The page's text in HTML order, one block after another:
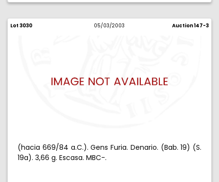
Lot 3030 05/03/2003 Auction 147-3
(hacia 669/84 a.C.). Gens Furia. Denario. (Bab. 19) (S.
19a). 3,66 g. Escasa. MBC-.